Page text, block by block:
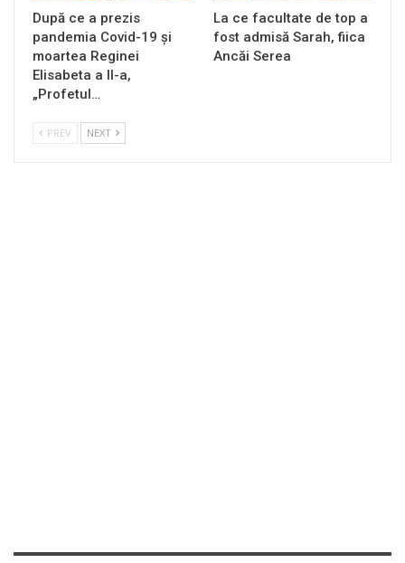
După ce a prezis
pandemia Covid-19 și
moartea Reginei
Elisabeta a II-a,
„Profetul…
La ce facultate de top a
fost admisă Sarah, fiica
Ancăi Serea
PREV NEXT